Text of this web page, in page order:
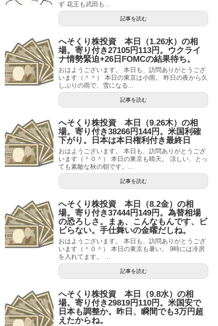
ず 花王も武田も...
記事を読む
へそくり株投資 本日（1.26水）の相
場。寄り付き27105円113円。ウクライ
ナ情勢緊迫+26日FOMCの結果待ち。
おはようございます。 本日も、訪問ありがとうござ
います（＾＾） 本日の東京は小雨。 昨日の夜から久
しぶりの雨で、雪になる...
記事を読む
へそくり株投資 本日（9.26木）の相
場。寄り付き38266円144円。米国利確
下がり。日本は本日権利付き最終日
おはようございます。 本日も、訪問ありがとうござ
います（＾０＾） 本日の東京も晴天。 涼しい、とっ
ても素敵な秋の朝です。...
記事を読む
へそくり株投資 本日（8.2金）の相
場。寄り付き37444円149円。為替相場
の恐ろしさ。まぁ、こんなもんです、ビ
ビらない。手仕舞いの金曜だしね。
おはようございます。 本日も、訪問ありがとうござ
います（＾０＾） 本日の東京も暑い。 9時には冷房
を入れてます。 ...
記事を読む
へそくり株投資 本日（9.8水）の相
場。寄り付き29819円110円。米国安で
日本も調整か。昨日、瞬間でも3万円超
えたからね。